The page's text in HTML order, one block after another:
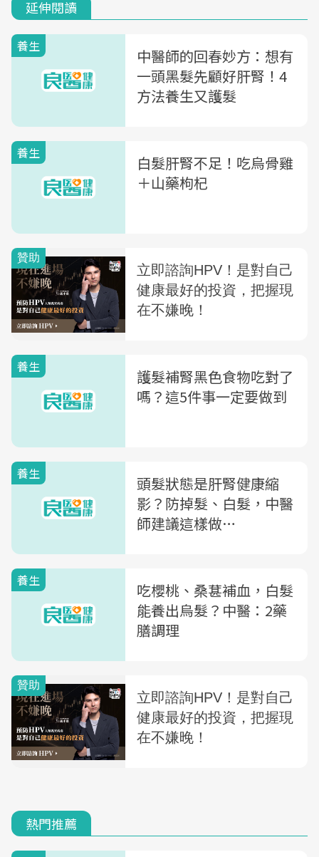
延伸閱讀
養生
中醫師的回春妙方：想有
一頭黑髮先顧好肝腎！4
方法養生又護髮
養生
白髮肝腎不足！吃烏骨雞
＋山藥枸杞
養生
護髮補腎黑色食物吃對了
嗎？這5件事一定要做到
養生
頭髮狀態是肝腎健康縮
影？防掉髮、白髮，中醫
師建議這樣做…
養生
吃櫻桃、桑葚補血，白髮
能養出烏髮？中醫：2藥
膳調理
熱門推薦